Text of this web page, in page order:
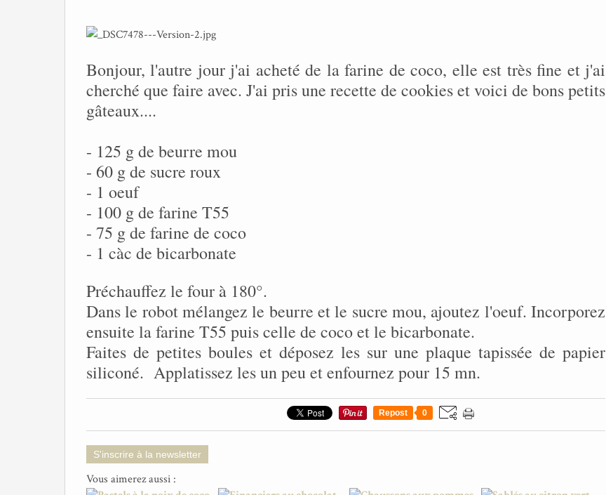
Bonjour, l'autre jour j'ai acheté de la farine de coco, elle est très fine et j'ai
cherché que faire avec. J'ai pris une recette de cookies et voici de bons petits
gâteaux....
- 125 g de beurre mou
- 60 g de sucre roux
- 1 oeuf
- 100 g de farine T55
- 75 g de farine de coco
- 1 càc de bicarbonate
Préchauffez le four à 180°.
Dans le robot mélangez le beurre et le sucre mou, ajoutez l'oeuf. Incorporez
ensuite la farine T55 puis celle de coco et le bicarbonate.
Faites de petites boules et déposez les sur une plaque tapissée de papier
siliconé. Applatissez les un peu et enfournez pour 15 mn.
Repost 0
S'inscrire à la newsletter
Vous aimerez aussi :